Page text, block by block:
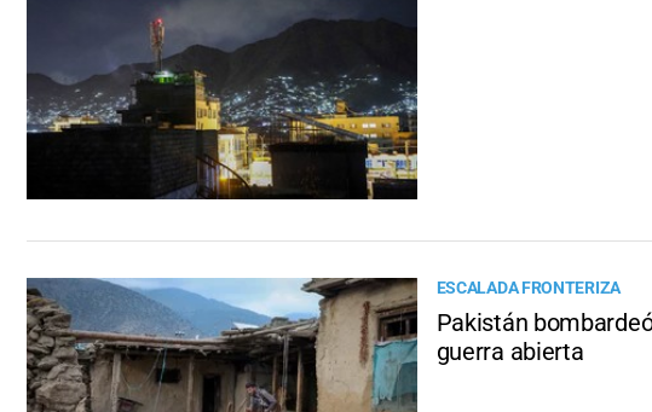
ESCALADA FRONTERIZA
Pakistán
guerra abierta